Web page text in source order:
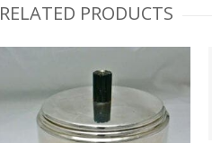
RELATED PRODUCTS